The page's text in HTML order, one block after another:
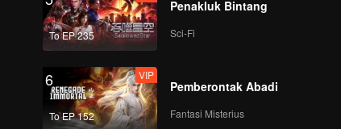
147
VIP
148
149
VIP
150
To EP 235
Penakluk Bintang
Sci-Fi
6
To EP 152
VIP
Pemberontak Abadi
Fantasi Misterius